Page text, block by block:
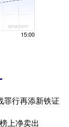
罪行再添新铁证
上净卖出